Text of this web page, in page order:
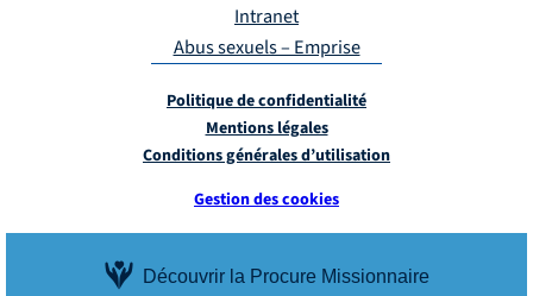
Découvrir la Procure Missionnaire
Intranet
Abus sexuels – Emprise
Politique de confidentialité
Mentions légales
Conditions générales d’utilisation
Gestion des cookies